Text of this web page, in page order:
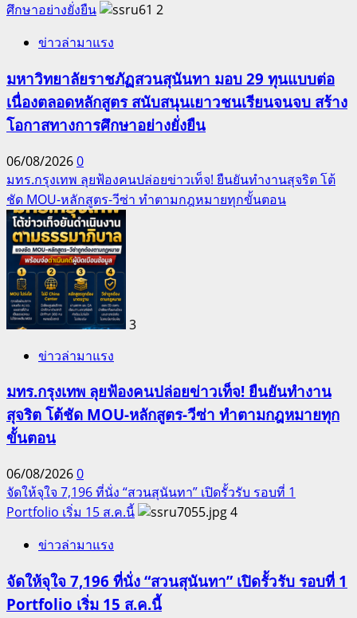
ศึกษาอย่างยั่งยืน
2
ข่าวล่ามาแรง
มหาวิทยาลัยราชภัฏสวนสุนันทา มอบ 29 ทุนแบบต่อ
เนื่องตลอดหลักสูตร สนับสนุนเยาวชนเรียนจนจบ สร้าง
โอกาสทางการศึกษาอย่างยั่งยืน
06/08/20260
มทร.กรุงเทพ ลุยฟ้องคนปล่อยข่าวเท็จ! ยืนยันทำงานสุจริต โต้
ชัด MOU-หลักสูตร-วีซ่า ทำตามกฎหมายทุกขั้นตอน
3
ข่าวล่ามาแรง
มทร.กรุงเทพ ลุยฟ้องคนปล่อยข่าวเท็จ! ยืนยันทำงาน
สุจริต โต้ชัด MOU-หลักสูตร-วีซ่า ทำตามกฎหมายทุก
ขั้นตอน
06/08/20260
จัดให้จุใจ 7,196 ที่นั่ง “สวนสุนันทา” เปิดรั้วรับ รอบที่ 1
Portfolio เริ่ม 15 ส.ค.นี้
4
ข่าวล่ามาแรง
จัดให้จุใจ 7,196 ที่นั่ง “สวนสุนันทา” เปิดรั้วรับ รอบที่ 1
Portfolio เริ่ม 15 ส.ค.นี้